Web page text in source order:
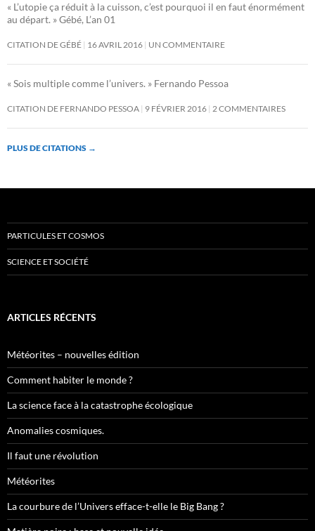
« L’utopie ça réduit à la cuisson, c’est pourquoi il en faut énormément
au départ. » Gébé, L’an 01
CITATION DE GÉBÉ 16 AVRIL 2016 UN COMMENTAIRE
« Sois multiple comme l’univers. » Fernando Pessoa
CITATION DE FERNANDO PESSOA 9 FÉVRIER 2016 2 COMMENTAIRES
PLUS DE CITATIONS →
PARTICULES ET COSMOS
SCIENCE ET SOCIÉTÉ
ARTICLES RÉCENTS
Météorites – nouvelles édition
Comment habiter le monde ?
La science face à la catastrophe écologique
Anomalies cosmiques.
Il faut une révolution
Météorites
La courbure de l’Univers efface-t-elle le Big Bang ?